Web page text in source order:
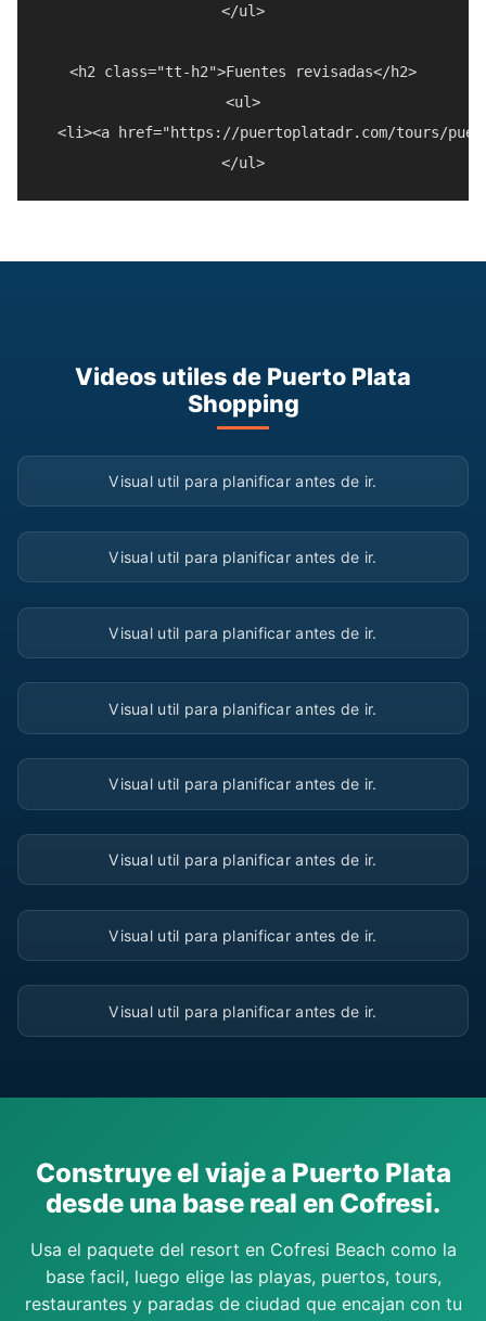
</ul>
<h2 class="tt-h2">Fuentes revisadas</h2>
<ul>
<li><a href="https://puertoplatadr.com/tours/
Videos utiles de Puerto Plata
Shopping
▶
Visual util para planificar antes de ir.
▶
Visual util para planificar antes de ir.
▶
Visual util para planificar antes de ir.
▶
Visual util para planificar antes de ir.
▶
Visual util para planificar antes de ir.
▶
Visual util para planificar antes de ir.
▶
Visual util para planificar antes de ir.
▶
Visual util para planificar antes de ir.
Construye el viaje a Puerto Plata
desde una base real en Cofresi.
Usa el paquete del resort en Cofresi Beach como la
base facil, luego elige las playas, puertos, tours,
restaurantes y paradas de ciudad que encajan con tu